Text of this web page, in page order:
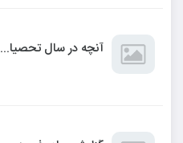
آنچه در سال تحصیای 1404_1403گذشت....